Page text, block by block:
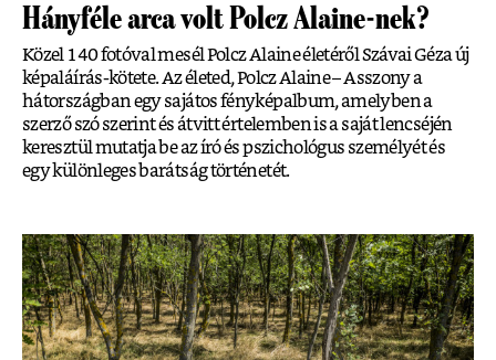
Hányféle arca volt Polcz Alaine-nek?
Közel 140 fotóval mesél Polcz Alaine életéről Szávai Géza új
képaláírás-kötete. Az életed, Polcz Alaine – Asszony a
hátországban egy sajátos fényképalbum, amelyben a
szerző szó szerint és átvitt értelemben is a saját lencséjén
keresztül mutatja be az író és pszichológus személyét és
egy különleges barátság történetét.